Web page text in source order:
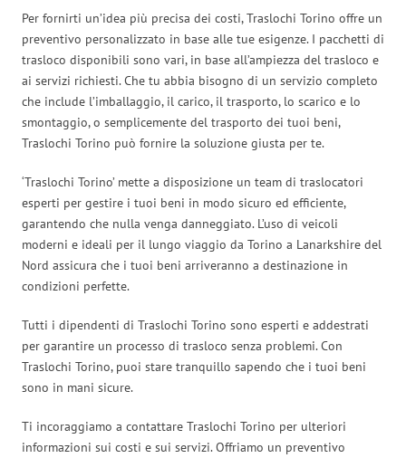
Per fornirti un’idea più precisa dei costi, Traslochi Torino offre un
preventivo personalizzato in base alle tue esigenze. I pacchetti di
trasloco disponibili sono vari, in base all’ampiezza del trasloco e
ai servizi richiesti. Che tu abbia bisogno di un servizio completo
che include l’imballaggio, il carico, il trasporto, lo scarico e lo
smontaggio, o semplicemente del trasporto dei tuoi beni,
Traslochi Torino può fornire la soluzione giusta per te.
‘Traslochi Torino’ mette a disposizione un team di traslocatori
esperti per gestire i tuoi beni in modo sicuro ed efficiente,
garantendo che nulla venga danneggiato. L’uso di veicoli
moderni e ideali per il lungo viaggio da Torino a Lanarkshire del
Nord assicura che i tuoi beni arriveranno a destinazione in
condizioni perfette.
Tutti i dipendenti di Traslochi Torino sono esperti e addestrati
per garantire un processo di trasloco senza problemi. Con
Traslochi Torino, puoi stare tranquillo sapendo che i tuoi beni
sono in mani sicure.
Ti incoraggiamo a contattare Traslochi Torino per ulteriori
informazioni sui costi e sui servizi. Offriamo un preventivo